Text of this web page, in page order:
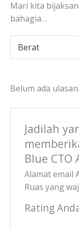
Mari kita
bahagia…
Berat
Belum ada ulasan.
Jadilah
Blue CTO
Alamat email
Ruas yang
Rating